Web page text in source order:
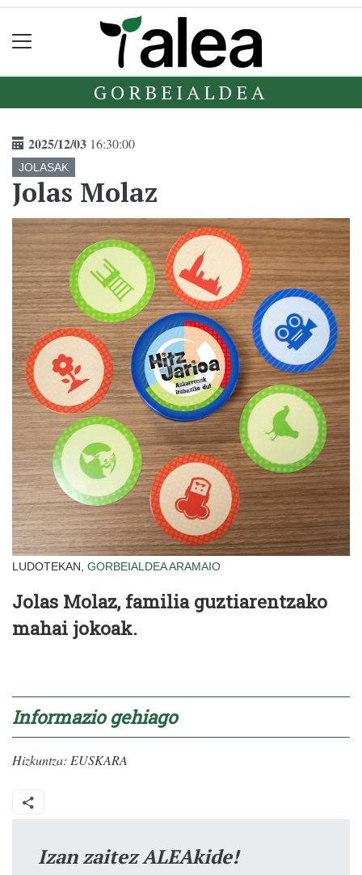
GORBEIALDEA
2025/12/03 16:30:00
JOLASAK
Jolas Molaz
LUDOTEKAN, GORBEIALDEAARAMAIO
Jolas Molaz, familia guztiarentzako
mahai jokoak.
Informazio gehiago
Hizkuntza: EUSKARA
Izan zaitez ALEAkide!